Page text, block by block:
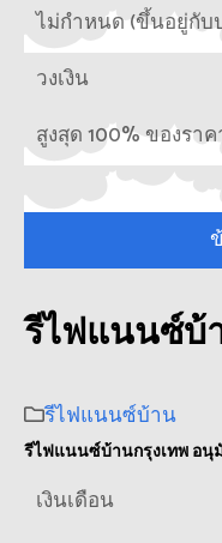
ไม่กำหนด (ขึ้นอยู่กับ
วงเงิน
สูงสุด 100% ของรา
รีไฟแนนซ์บ้
รีไฟแนนซ์บ้าน
รีไฟแนนซ์บ้านกรุงเทพ อนุ
เงินเดือน